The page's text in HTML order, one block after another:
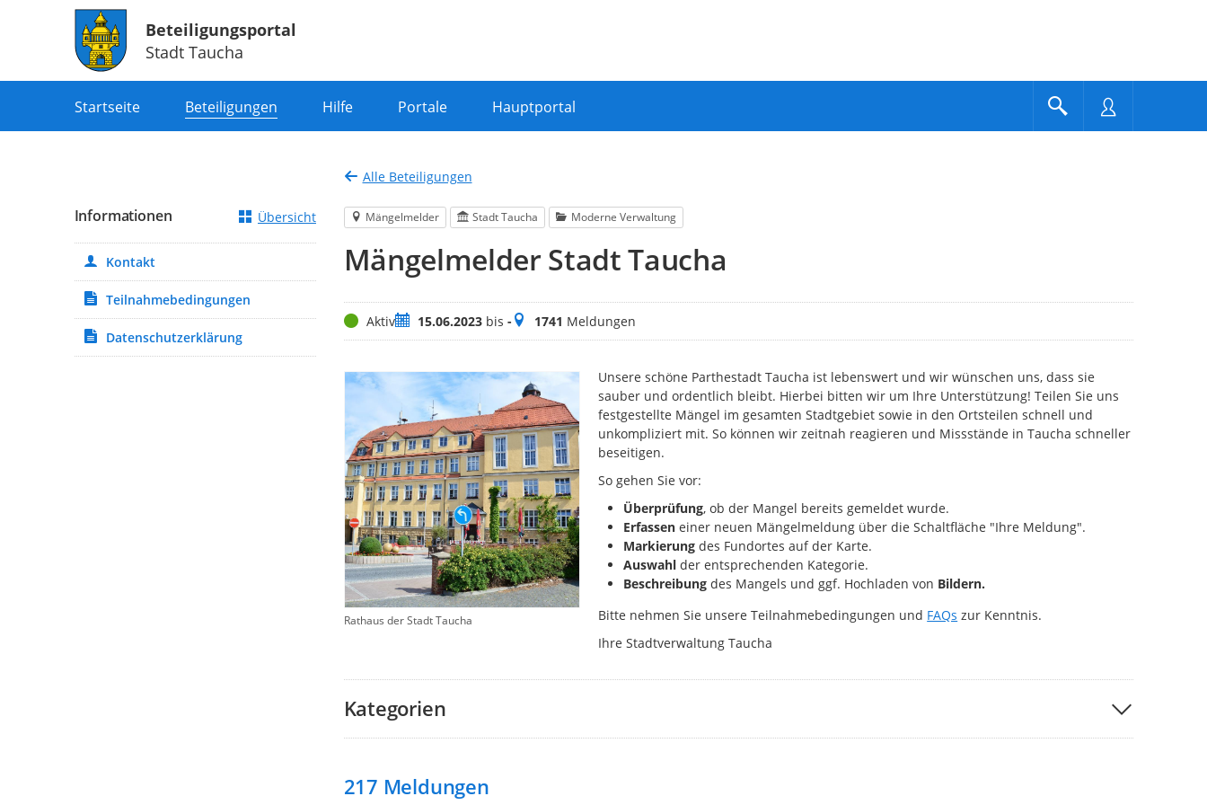
Beteiligungsportal
Stadt Taucha
Startseite Beteiligungen Hilfe Portale Hauptportal
Alle Beteiligungen
Mängelmelder Stadt Taucha Moderne Verwaltung
Mängelmelder Stadt Taucha
StatusAktivZeitraum
15.06.2023bis -Meldungen
1741 Meldungen
Rathaus der Stadt Taucha
Unsere schöne Parthestadt Taucha ist lebenswert und wir wünschen uns, dass sie
sauber und ordentlich bleibt. Hierbei bitten wir um Ihre Unterstützung! Teilen Sie uns
festgestellte Mängel im gesamten Stadtgebiet sowie in den Ortsteilen schnell und
unkompliziert mit. So können wir zeitnah reagieren und Missstände in Taucha schneller
beseitigen.
So gehen Sie vor:
Überprüfung, ob der Mangel bereits gemeldet wurde.
Erfassen einer neuen Mängelmeldung über die Schaltfläche "Ihre Meldung".
Markierung des Fundortes auf der Karte.
Auswahl der entsprechenden Kategorie.
Beschreibung des Mangels und ggf. Hochladen von Bildern.
Bitte nehmen Sie unsere Teilnahmebedingungen und FAQs zur Kenntnis.
Ihre Stadtverwaltung Taucha
Kategorien
217 Meldungen
Informationen Übersicht
Kontakt
Teilnahmebedingungen
Datenschutzerklärung